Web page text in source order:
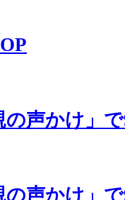
の声かけ」
の声かけ」